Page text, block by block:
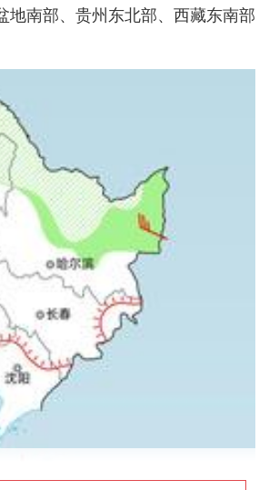
南部、贵州东北部、西藏东南部